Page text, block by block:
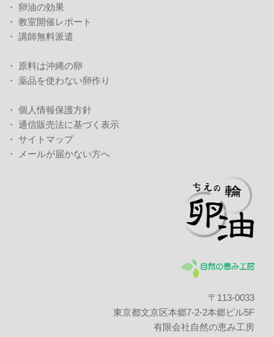
・ 卵油の効果
・教室開催レポート
・講師無料派遣
・
原料は沖縄の卵
・薬品を使わない卵作り
・個人情報保護方針
・通信販売法に基づく表示
・サイトマップ
・
メールが届かない方へ
〒113-0033
東京都文京区本郷7-2-2本郷ビル5F
有限会社自然の恵み工房